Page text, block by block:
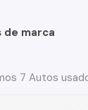
de marca
7 Autos